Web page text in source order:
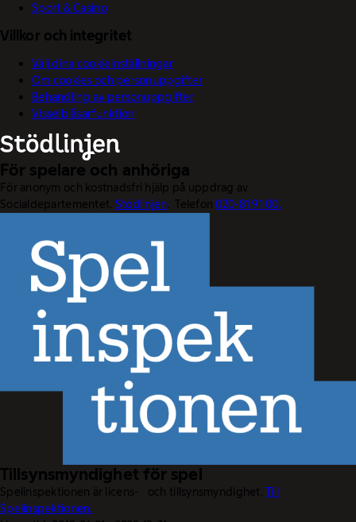
Sport & Casino
Villkor och integritet
Välj dina cookieinställningar
Om cookies och personuppgifter
Behandling av personuppgifter
Visselblåsarfunktion
För spelare och anhöriga
För anonym och kostnadsfri hjälp på uppdrag av
Socialdepartementet. Stödlinjen. Telefon020-81 91 00.
Tillsynsmyndighet för spel
Spelinspektionen är licens- och tillsynsmyndighet.Till
Spelinspektionen.